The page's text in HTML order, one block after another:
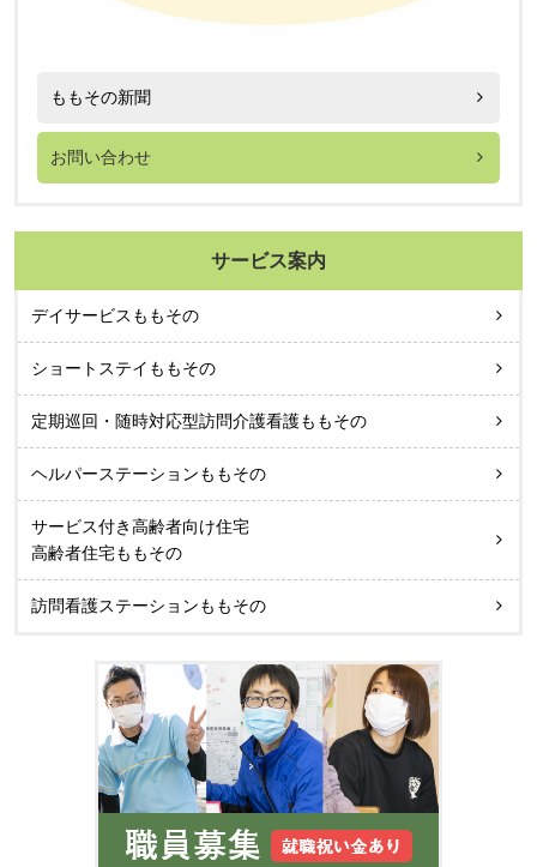
ももその新聞
お問い合わせ
サービス案内
デイサービスももその
ショートステイももその
定期巡回・随時対応型訪問介護看護ももその
ヘルパーステーションももその
サービス付き高齢者向け住宅
高齢者住宅ももその
訪問看護ステーションももその